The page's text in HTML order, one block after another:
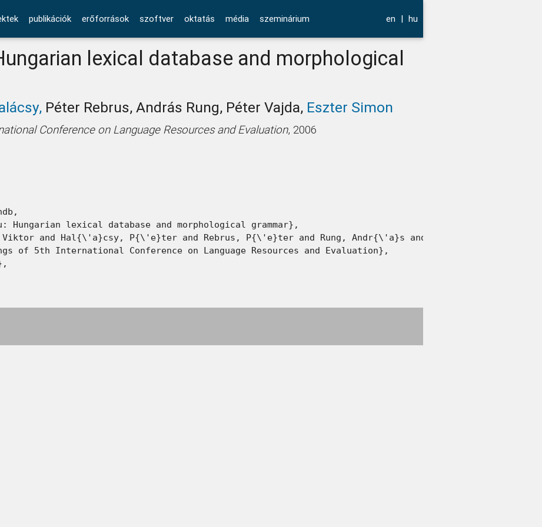
publikációk erőforrások szoftver oktatás média szeminárium en | hu
lexical database and morphological
Péter Rebrus, András Rung, Péter Vajda, Eszter Simon
Conference on Language Resources and Evaluation, 2006
Hungarian lexical database and morphological grammar},
and Hal{\'a}csy, P{\'e}ter and Rebrus, P{\'e}ter and Rung, Andr{\'a}s and Vajda, P{\'e}ter and
of 5th International Conference on Language Resources and Evaluation},